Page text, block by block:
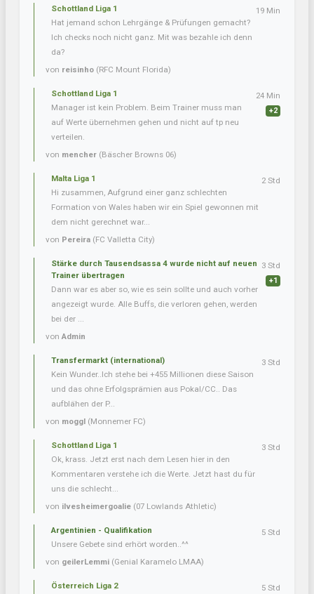
Schottland Liga 1
Hat jemand schon Lehrgänge & Prüfungen gemacht?
Ich checks noch nicht ganz. Mit was bezahle ich denn
da?
von reisinho (RFC Mount Florida)
19 Min
Schottland Liga 1
Manager ist kein Problem. Beim Trainer muss man
auf Werte übernehmen gehen und nicht auf tp neu
verteilen.
von mencher (Bäscher Browns 06)
24 Min
+2
Malta Liga 1
Hi zusammen, Aufgrund einer ganz schlechten
Formation von Wales haben wir ein Spiel gewonnen mit
dem nicht gerechnet war...
von Pereira (FC Valletta City)
2 Std
Stärke durch Tausendsassa 4 wurde nicht auf neuen
Trainer übertragen
Dann war es aber so, wie es sein sollte und auch vorher
angezeigt wurde. Alle Buffs, die verloren gehen, werden
bei der ...
vonAdmin
3 Std
+1
Transfermarkt (international)
Kein Wunder..Ich stehe bei +455 Millionen diese Saison
und das ohne Erfolgsprämien aus Pokal/CC.. Das
aufblähen der P...
von moggl (Monnemer FC)
3 Std
Schottland Liga 1
Ok, krass. Jetzt erst nach dem Lesen hier in den
Kommentaren verstehe ich die Werte. Jetzt hast du für
uns die schlecht...
von ilvesheimergoalie (07 Lowlands Athletic)
3 Std
Argentinien - Qualifikation
Unsere Gebete sind erhört worden..^^
von geilerLemmi (Genial Karamelo LMAA)
5 Std
Österreich Liga 2
5 Std